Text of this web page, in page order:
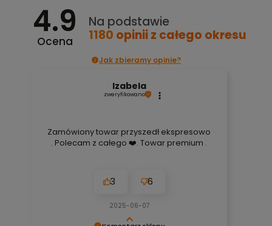
4.9
Ocena
Na podstawie
1180 opiniiz całego okresu
Jak zbieramy opinie?
Izabela
zweryfikowano
Zamówiony towar przyszedł ekspresowo
. Polecam z całego ❤️. Towar premium .
3 6
2025-06-07